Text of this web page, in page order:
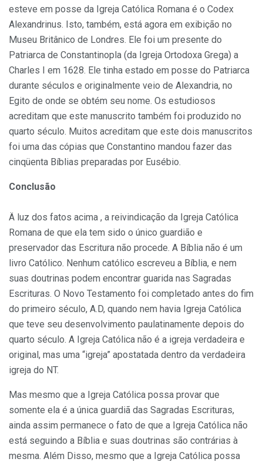
esteve em posse da Igreja Católica Romana é o Codex
Alexandrinus. Isto, também, está agora em exibição no
Museu Britânico de Londres. Ele foi um presente do
Patriarca de Constantinopla (da Igreja Ortodoxa Grega) a
Charles I em 1628. Ele tinha estado em posse do Patriarca
durante séculos e originalmente veio de Alexandria, no
Egito de onde se obtém seu nome. Os estudiosos
acreditam que este manuscrito também foi produzido no
quarto século. Muitos acreditam que este dois manuscritos
foi uma das cópias que Constantino mandou fazer das
cinqüenta Bíblias preparadas por Eusébio.
Conclusão
Ä luz dos fatos acima , a reivindicação da Igreja Católica
Romana de que ela tem sido o único guardião e
preservador das Escritura não procede. A Bíblia não é um
livro Católico. Nenhum católico escreveu a Bíblia, e nem
suas doutrinas podem encontrar guarida nas Sagradas
Escrituras. O Novo Testamento foi completado antes do fim
do primeiro século, A.D, quando nem havia Igreja Católica
que teve seu desenvolvimento paulatinamente depois do
quarto século. A Igreja Católica não é a igreja verdadeira e
original, mas uma “igreja” apostatada dentro da verdadeira
igreja do NT.
Mas mesmo que a Igreja Católica possa provar que
somente ela é a única guardiã das Sagradas Escrituras,
ainda assim permanece o fato de que a Igreja Católica não
está seguindo a Bíblia e suas doutrinas são contrárias à
mesma. Além Disso, mesmo que a Igreja Católica possa